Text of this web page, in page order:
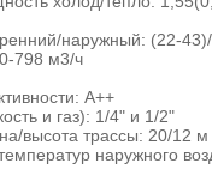
наружный: (22-
798 м3/ч
А++
и газ): 1/4" и 1/2"
высота трассы: 20/12 м
наружного